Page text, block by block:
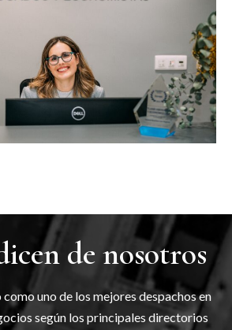
de nosotros
uno de los mejores despachos en
según los principales directorios